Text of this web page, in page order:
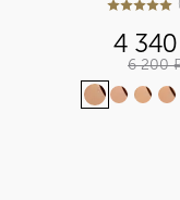
5из 510 (
4 340
6 200